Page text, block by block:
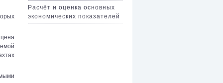
Расчёт и оценка основных
экономических показателей